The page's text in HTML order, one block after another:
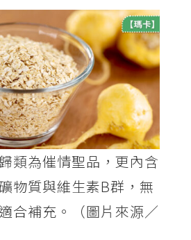
類為催情聖品，更內含
物質與維生素B群，無
合補充。（圖片來源／